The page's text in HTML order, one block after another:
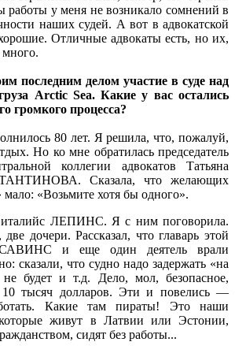
работы у меня не возникало сомнений в
наших судей. А вот в адвокатской
Отличные адвокаты есть, но их,
последним делом участие в суде над
Arctic Sea. Какие у вас остались
громкого процесса?
80 лет. Я решила, что, пожалуй,
Но ко мне обратилась председатель
коллегии адвокатов Татьяна
Сказала, что желающих
«Возьмите хотя бы одного».
ЛЕПИНС. Я с ним поговорила.
дочери. Рассказал, что главарь этой
и еще один деятель врали
сказали, что судно надо задержать «на
будет и т.д. Дело, мол, безопасное,
тысяч долларов. Эти и повелись —
Какие там пираты! Это наши
живут в Латвии или Эстонии,
сидят без работы...